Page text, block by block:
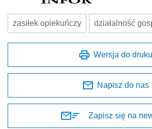
zasiłek opiekuńczy działalność
Wersja do druku
Napisz do nas
Zapisz się na